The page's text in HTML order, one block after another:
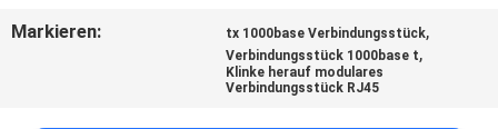
FORDERN
Markieren: tx 1000base Verbindungsstück,
Verbindungsstück 1000base t,
Klinke herauf modulares
Verbindungsstück RJ45